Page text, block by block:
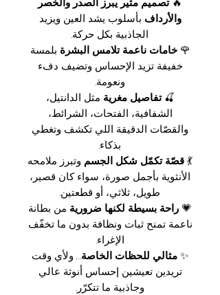
والأرداف بأسلوب يشد العين ويزيد
الجاذبية بكل حركة.
🌹خامات ناعمة تلامس البشرة بلمسة
خفيفة تزيد الإحساس وتضيف دفء
ونعومة.
🍒تفاصيل مغرية مثل الدانتيل،
الشفافية، الفتحات، الشرائط،
والقصّات الدقيقة اللي تكشف وتغطي
بذكاء.
💃قصّة تكمّل شكل الجسم وتبرز ملامحه
الأنثوية بأجمل صورة، سواء كان قصير،
طويل، ثلاثي، أو قطعتين.
💗 راحة بسيطة لكنها ضرورية من بطانة
ناعمة تمنح ثبات ونظافة بدون ما تخفّف
الإغراء.
✨مثالي للحظات الخاصة… ولأي وقت
تريدين تعيشين إحساس أنوثة عالي
وجاذبية ما تتكرّر.